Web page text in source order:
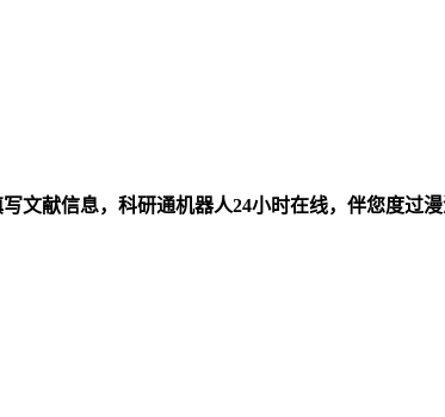
文献信息，科研通机器人24小时在线，伴您度过